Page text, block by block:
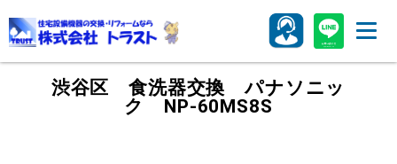
渋谷区 食洗器交換 パナソニッ
ク NP-60MS8S